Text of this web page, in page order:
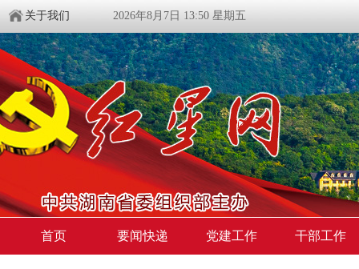
关于我们 2026年8月7日 13:50 星期五
首页 要闻快递 党建工作 干部工作